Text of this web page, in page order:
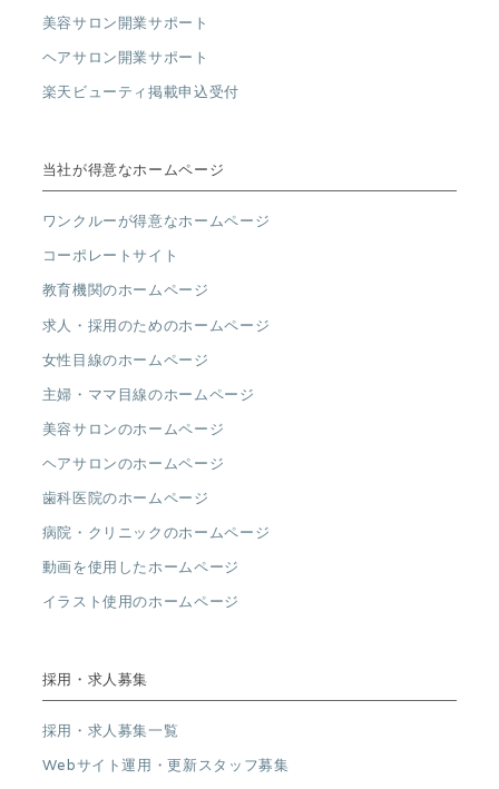
美容サロン開業サポート
ヘアサロン開業サポート
楽天ビューティ掲載申込受付
当社が得意なホームページ
ワンクルーが得意なホームページ
コーポレートサイト
教育機関のホームページ
求人・採用のためのホームページ
女性目線のホームページ
主婦・ママ目線のホームページ
美容サロンのホームページ
ヘアサロンのホームページ
歯科医院のホームページ
病院・クリニックのホームページ
動画を使用したホームページ
イラスト使用のホームページ
採用・求人募集
採用・求人募集一覧
Webサイト運用・更新スタッフ募集